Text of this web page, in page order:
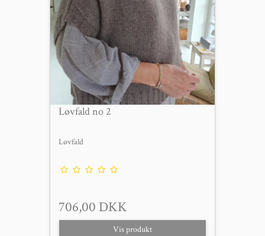
Løvfald no 2
Løvfald
706,00 DKK
Vis produkt